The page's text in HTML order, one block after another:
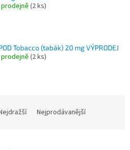
(2 ks)
Tobacco (tabák) 20 mg VÝPRODEJ
(2 ks)
Nejprodávanější